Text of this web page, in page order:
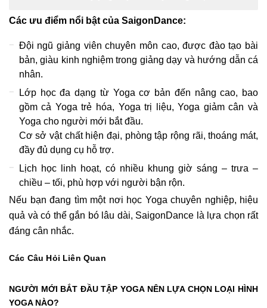
Các ưu điểm nổi bật của SaigonDance:
Đội ngũ giảng viên chuyên môn cao, được đào tạo bài
bản, giàu kinh nghiệm trong giảng dạy và hướng dẫn cá
nhân.
Lớp học đa dạng từ Yoga cơ bản đến nâng cao, bao
gồm cả Yoga trẻ hóa, Yoga trị liệu, Yoga giảm cân và
Yoga cho người mới bắt đầu.
Cơ sở vật chất hiện đại, phòng tập rộng rãi, thoáng mát,
đầy đủ dụng cụ hỗ trợ.
Lịch học linh hoạt, có nhiều khung giờ sáng – trưa –
chiều – tối, phù hợp với người bận rộn.
Nếu bạn đang tìm một nơi học Yoga chuyên nghiệp, hiệu
quả và có thể gắn bó lâu dài, SaigonDance là lựa chọn rất
đáng cân nhắc.
Các Câu Hỏi Liên Quan
NGƯỜI MỚI BẮT ĐẦU TẬP YOGA NÊN LỰA CHỌN LOẠI HÌNH
YOGA NÀO?